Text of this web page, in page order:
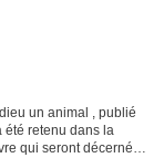
un animal , publié
été retenu dans la
qui seront décernés